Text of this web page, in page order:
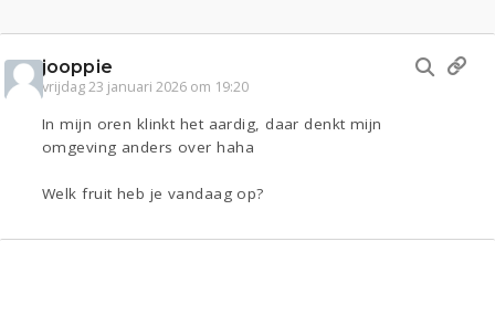
jooppie
vrijdag 23 januari 2026 om 19:20
In mijn oren klinkt het aardig, daar denkt mijn
omgeving anders over haha
Welk fruit heb je vandaag op?